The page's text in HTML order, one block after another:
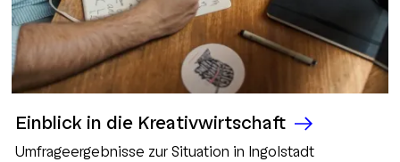
Einblick in die Kreativwirtschaft
Umfrageergebnisse zur Situation in Ingolstadt